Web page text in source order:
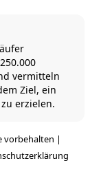
vermitteln
Ziel, ein
erzielen.
vorbehalten |